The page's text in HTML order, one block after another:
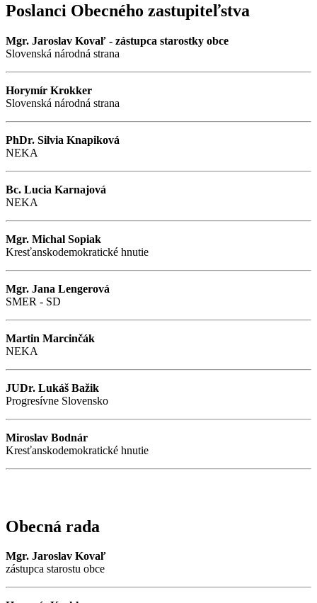
Poslanci Obecného zastupiteľstva
Mgr. Jaroslav Kovaľ - zástupca starostky obce
Slovenská národná strana
Horymír Krokker
Slovenská národná strana
PhDr. Silvia Knapiková
NEKA
Bc. Lucia Karnajová
NEKA
Mgr. Michal Sopiak
Kresťanskodemokratické hnutie
Mgr. Jana Lengerová
SMER - SD
Martin Marcinčák
NEKA
JUDr. Lukáš Bažik
Progresívne Slovensko
Miroslav Bodnár
Kresťanskodemokratické hnutie
Obecná rada
Mgr. Jaroslav Kovaľ
zástupca starostu obce